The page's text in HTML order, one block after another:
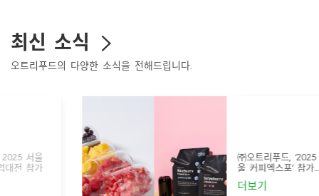
최신 소식
오트리푸드의 다양한 소식을 전해드립니다.
㈜오트리푸드, ‘2025 서
울 커피엑스포’ 참가…신
제품 냉동과일 5종 · 프
리미엄 토핑 제품 선봬
더보기